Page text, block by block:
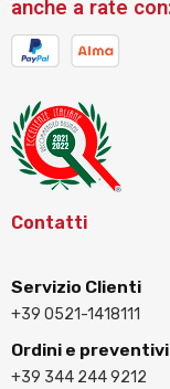
anche a rate
Contatti
Servizio Clienti
+39 0521-1418111
Ordini e preventivi
+39 344 244 9212